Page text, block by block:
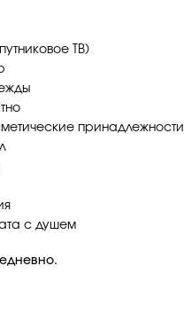
ТВ)
принадлежности
с душем